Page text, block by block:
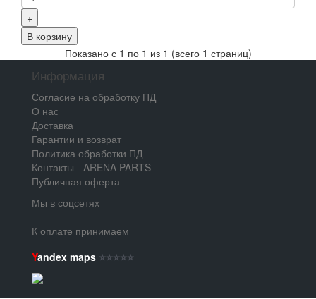
+
В корзину
Показано с 1 по 1 из 1 (всего 1 страниц)
Информация
Согласие на обработку ПД
О нас
Доставка
Гарантии и возврат
Политика обработки ПД
Контакты - ARENA PARTS
Публичная оферта
Мы в соцсетях
К оплате принимаем
Yandex maps ⭐️⭐️⭐️⭐️⭐️